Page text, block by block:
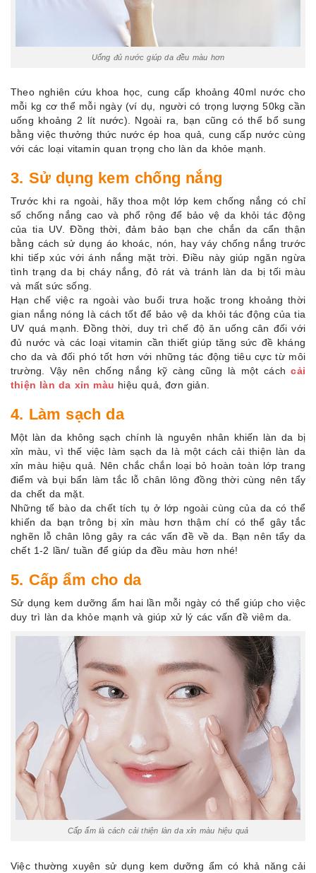
Uống đủ nước giúp da đều màu hơn
Theo nghiên cứu khoa học, cung cấp khoảng 40ml nước cho
mỗi kg cơ thể mỗi ngày (ví dụ, người có trọng lượng 50kg cần
uống khoảng 2 lít nước). Ngoài ra, bạn cũng có thể bổ sung
bằng việc thưởng thức nước ép hoa quả, cung cấp nước cùng
với các loại vitamin quan trọng cho làn da khỏe mạnh.
3. Sử dụng kem chống nắng
Trước khi ra ngoài, hãy thoa một lớp kem chống nắng có chỉ
số chống nắng cao và phổ rộng để bảo vệ da khỏi tác động
của tia UV. Đồng thời, đảm bảo bạn che chắn da cẩn thận
bằng cách sử dụng áo khoác, nón, hay váy chống nắng trước
khi tiếp xúc với ánh nắng mặt trời. Điều này giúp ngăn ngừa
tình trạng da bị cháy nắng, đỏ rát và tránh làn da bị tối màu
và mất sức sống.
Hạn chế việc ra ngoài vào buổi trưa hoặc trong khoảng thời
gian nắng nóng là cách tốt để bảo vệ da khỏi tác động của tia
UV quá mạnh. Đồng thời, duy trì chế độ ăn uống cân đối với
đủ nước và các loại vitamin cần thiết giúp tăng sức đề kháng
cho da và đối phó tốt hơn với những tác động tiêu cực từ môi
trường. Vậy nên chống nắng kỹ càng cũng là một cáchcải
thiện làn da xỉn màu hiệu quả, đơn giản.
4. Làm sạch da
Một làn da không sạch chính là nguyên nhân khiến làn da bị
xỉn màu, vì thế việc làm sạch da là một cách cải thiện làn da
xỉn màu hiệu quả. Nên chắc chắn loại bỏ hoàn toàn lớp trang
điểm và bụi bẩn làm tắc lỗ chân lông đồng thời cùng nên tẩy
da chết da mặt.
Những tế bào da chết tích tụ ở lớp ngoài cùng của da có thể
khiến da bạn trông bị xỉn màu hơn thậm chí có thể gây tắc
nghẽn lỗ chân lông gây ra các vấn đề về da. Bạn nên tẩy da
chết 1-2 lần/ tuần để giúp da đều màu hơn nhé!
5. Cấp ẩm cho da
Sử dụng kem dưỡng ẩm hai lần mỗi ngày có thể giúp cho việc
duy trì làn da khỏe mạnh và giúp xử lý các vấn đề viêm da.
Cấp ẩm là cách cải thiện làn da xỉn màu hiệu quả
Việc thường xuyên sử dụng kem dưỡng ẩm có khả năng cải